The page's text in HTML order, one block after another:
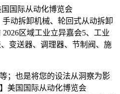
国际从动化博览会
动拆卸机械、轮回式从动拆卸
区域工业立异嘉会5、工业
变送器、调理器、节制阀、施
；也是将您的设法从洞察为影
美国国际从动化博览会